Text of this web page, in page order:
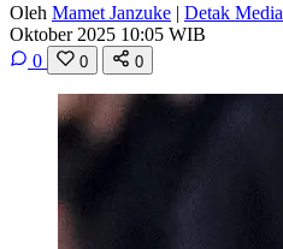
Oleh Mamet Janzuke | Detak Media
Oktober 2025 10:05 WIB
0
0 0